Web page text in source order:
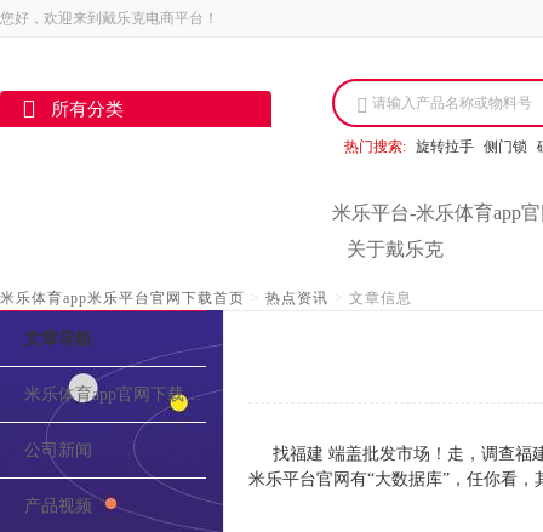
您好，欢迎来到戴乐克电商平台！
所有分类 请输入产品名称或物料号
热门搜索: 旋转拉手 侧门锁
米乐平台-米乐体育app
关于戴乐克
米乐体育app米乐平台官网下载首页 > 热点资讯 > 文章信息
文章导航
米乐体育app官网下载的介绍
公司新闻
产品视频
找福建 端盖批发市场！走，调查福
米乐平台官网有“大数据库”，任你看